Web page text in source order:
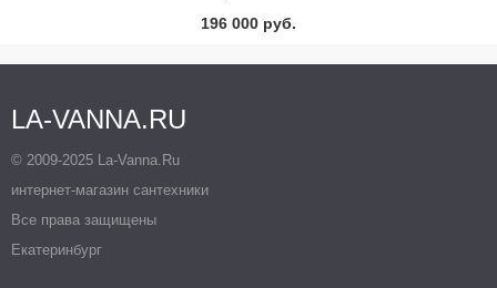
196 000 руб.
LA-VANNA.RU
© 2009-2025 La-Vanna.Ru
интернет-магазин сантехники
Все права защищены
Екатеринбург